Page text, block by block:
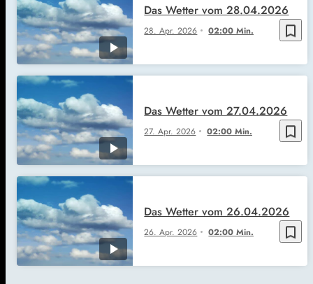
bookmark_border
28. Apr. 2026 02:00 Min.
Das Wetter vom 28.04.2026
bookmark_border
27. Apr. 2026 02:00 Min.
Das Wetter vom 27.04.2026
bookmark_border
26. Apr. 2026 02:00 Min.
Das Wetter vom 26.04.2026